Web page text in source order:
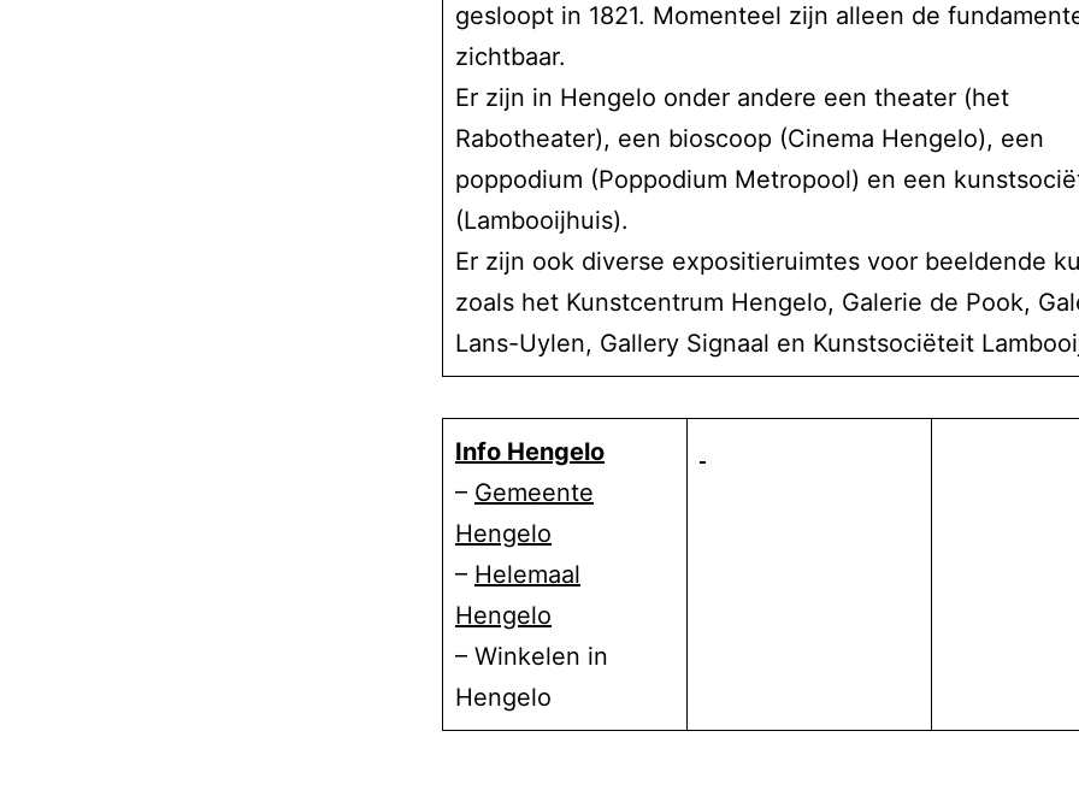
gesloopt in 1821. Momenteel zijn alleen de
zichtbaar.
Er zijn in Hengelo onder andere een theater (het
Rabotheater), een bioscoop (Cinema Hengelo), een
poppodium (Poppodium Metropool) en een
(Lambooijhuis).
Er zijn ook diverse expositieruimtes voor beeldende
zoals het Kunstcentrum Hengelo, Galerie de Pook,
Lans-Uylen, Gallery Signaal en Kunstsociëteit
Info Hengelo
– Gemeente
Hengelo
– Helemaal
Hengelo
– Winkelen in
Hengelo